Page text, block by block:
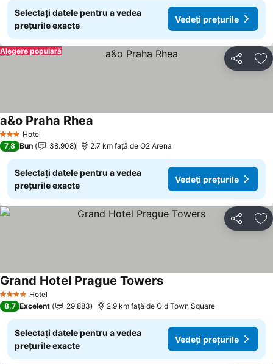
Selectați datele pentru a vedea
prețurile exacte
Vedeți prețurile
Distribuiți
Alegere populară
3 SteleHotel
a&o Praha Rhea
7,8 Bun 38.908 2.7 km faţă de O2 Arena
Selectați datele pentru a vedea
prețurile exacte
Vedeți prețurile
Distribuiți
4 Stele Hotel
Grand Hotel Prague Towers
8,7 Excelent 29.883 2.9 km faţă de Old Town Square
Selectați datele pentru a vedea
prețurile exacte
Vedeți prețurile